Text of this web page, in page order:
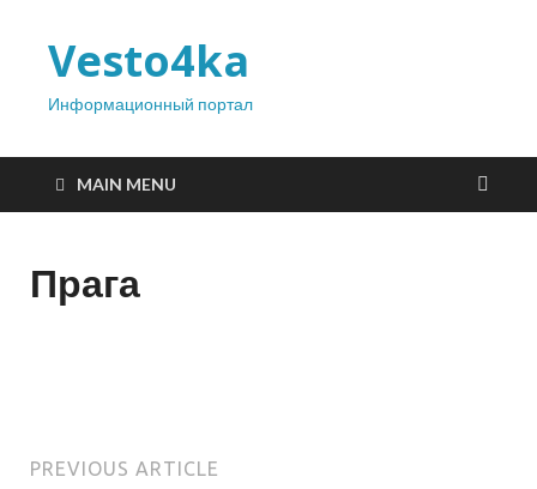
Vesto4ka
Информационный портал
MAIN MENU
Прага
PREVIOUS ARTICLE